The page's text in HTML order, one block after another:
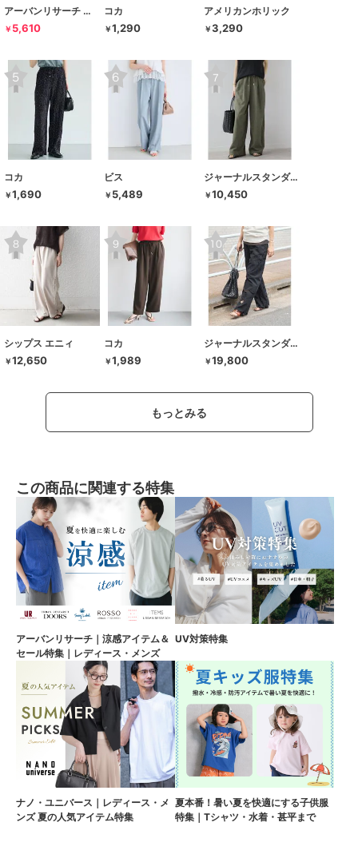
アーバンリサーチ ドアーズ
￥ 5,610
コカ
￥1,290
アメリカンホリック
￥3,290
コカ
￥1,690
ビス
￥ 5,489
ジャーナルスタンダード レリューム
￥10,450
シップス エニィ
￥12,650
コカ
￥1,989
ジャーナルスタンダード
￥19,800
もっとみる
この商品に関連する特集
アーバンリサーチ｜涼感アイテム＆
セール特集｜レディース・メンズ
UV対策特集
ナノ・ユニバース｜レディース・メ
ンズ 夏の人気アイテム特集
夏本番！暑い夏を快適にする子供服
特集｜Tシャツ・水着・甚平まで